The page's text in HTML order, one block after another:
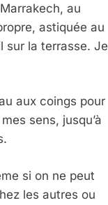
au
astiquée au
sur la terrasse. Je
aux coings pour
sens, jusqu’à
si on ne peut
les autres ou